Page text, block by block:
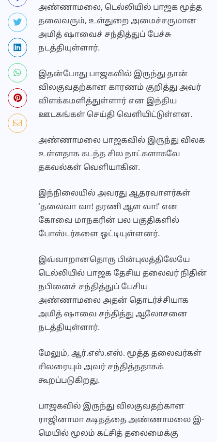
அண்ணாமலை, டெல்லியில் பாஜக மூத்த
தலைவரும், உள்துறை அமைச்சருமான
அமித் ஷாவைச் சந்தித்துப் பேச்சு
நடத்தியுள்ளார்.
இதன்போது பாஜகவில் இருந்து தான்
விலகுவதற்கான காரணம் குறித்து அவர்
விளக்கமளித்துள்ளார் என இந்திய
ஊடகங்கள் செய்தி வெளியிட்டுள்ளன.
அண்ணாமலை பாஜகவில் இருந்து விலக
உள்ளதாக கடந்த சில நாட்களாகவே
தகவல்கள் வெளியாகின.
இந்நிலையில் அவரது ஆதரவாளர்கள்
‘தலைவா வா! தரணி ஆள வா!’ என
கோவை மாநகரின் பல பகுதிகளில்
போஸ்டர்களை ஒட்டியுள்ளனர்.
இவ்வாறானதொரு பின்புலத்திலேயே
டெல்லியில் பாஜக தேசிய தலைவர் நிதின்
நபினைச் சந்தித்துப் பேசிய
அண்ணாமலை அதன் தொடர்ச்சியாக
அமித் ஷாவை சந்தித்து ஆலோசனை
நடத்தியுள்ளார்.
மேலும், ஆர்.எஸ்.எஸ். மூத்த தலைவர்கள்
சிலரையும் அவர் சந்தித்ததாகக்
கூறப்படுகிறது.
பாஜகவில் இருந்து விலகுவதற்கான
ராஜினாமா கடிதத்தை அண்ணாமலை இ-
மெயில் மூலம் கட்சித் தலைமைக்கு